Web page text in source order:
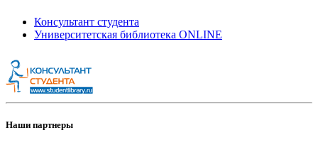
Консультант студента
Университетская библиотека ONLINE
Наши партнеры